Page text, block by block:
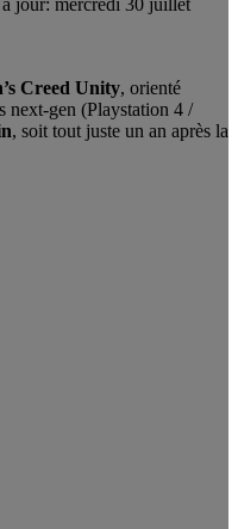
Creed Unity, orienté
next-gen (Playstation 4 /
, soit tout juste un an après la